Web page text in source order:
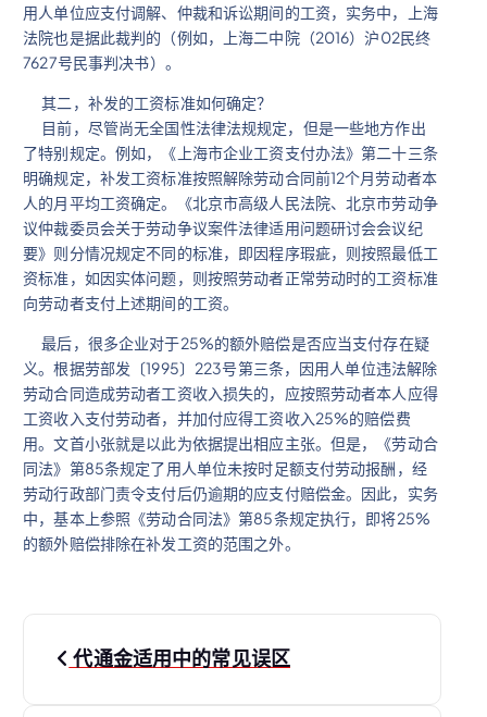
用人单位应支付调解、仲裁和诉讼期间的工资，实务中，上海
法院也是据此裁判的（例如，上海二中院（2016）沪02民终
7627号民事判决书）。
其二，补发的工资标准如何确定？
目前，尽管尚无全国性法律法规规定，但是一些地方作出
了特别规定。例如，《上海市企业工资支付办法》第二十三条
明确规定，补发工资标准按照解除劳动合同前12个月劳动者本
人的月平均工资确定。《北京市高级人民法院、北京市劳动争
议仲裁委员会关于劳动争议案件法律适用问题研讨会会议纪
要》则分情况规定不同的标准，即因程序瑕疵，则按照最低工
资标准，如因实体问题，则按照劳动者正常劳动时的工资标准
向劳动者支付上述期间的工资。
最后，很多企业对于25%的额外赔偿是否应当支付存在疑
义。根据劳部发〔1995〕223号第三条，因用人单位违法解除
劳动合同造成劳动者工资收入损失的，应按照劳动者本人应得
工资收入支付劳动者，并加付应得工资收入25%的赔偿费
用。文首小张就是以此为依据提出相应主张。但是，《劳动合
同法》第85条规定了用人单位未按时足额支付劳动报酬，经
劳动行政部门责令支付后仍逾期的应支付赔偿金。因此，实务
中，基本上参照《劳动合同法》第85条规定执行，即将25%
的额外赔偿排除在补发工资的范围之外。
文 代通金适用中的常见误区